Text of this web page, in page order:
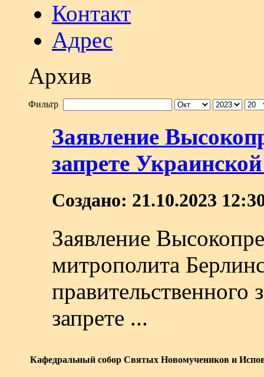
Контакт
Адрес
Архив
Фильтр
Заявление
запрете
Создано: 21.10.2023
Заявление
митрополита
запрете ...
Кафедральный собор Святых Новомучеников и